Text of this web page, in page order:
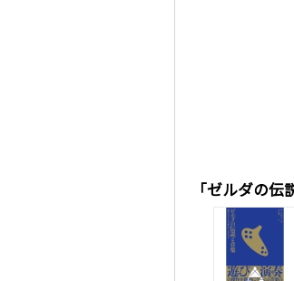
「ゼルダの